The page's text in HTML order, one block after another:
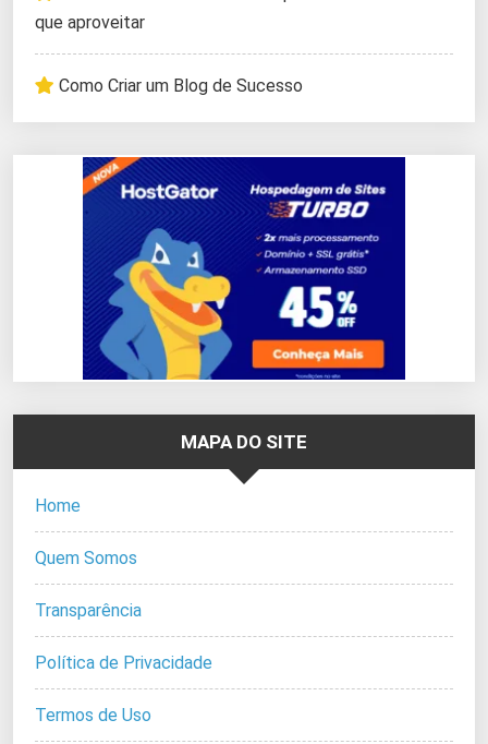
que aproveitar
Como Criar um Blog de Sucesso
MAPA DO SITE
Home
Quem Somos
Transparência
Política de Privacidade
Termos de Uso